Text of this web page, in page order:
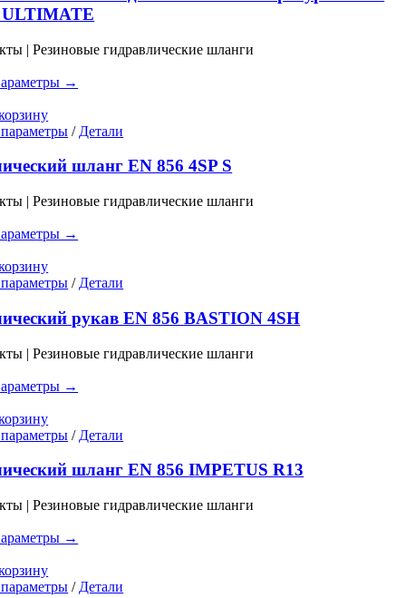
несколько
вариаций.
можно
на
ULTIMATE
| Резиновые гидравлические шланги
→
Этот
имеет
вариаций.
выбрать
странице
товара.
/ Детали
шланг EN 856 4SP S
| Резиновые гидравлические шланги
→
Этот
имеет
несколько
Опции
выбрать
странице
товара.
/ Детали
рукав EN 856 BASTION 4SH
| Резиновые гидравлические шланги
→
Этот
имеет
вариаций.
выбрать
странице
/ Детали
шланг EN 856 IMPETUS R13
| Резиновые гидравлические шланги
→
Этот
/ Детали